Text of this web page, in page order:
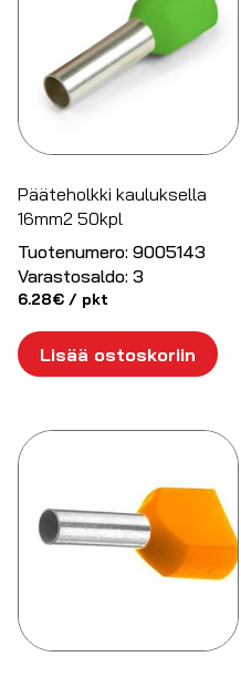
Pääteholkki kauluksella
16mm2 50kpl
Tuotenumero: 9005143
Varastosaldo: 3
6.28€ / pkt
Lisää ostoskoriin